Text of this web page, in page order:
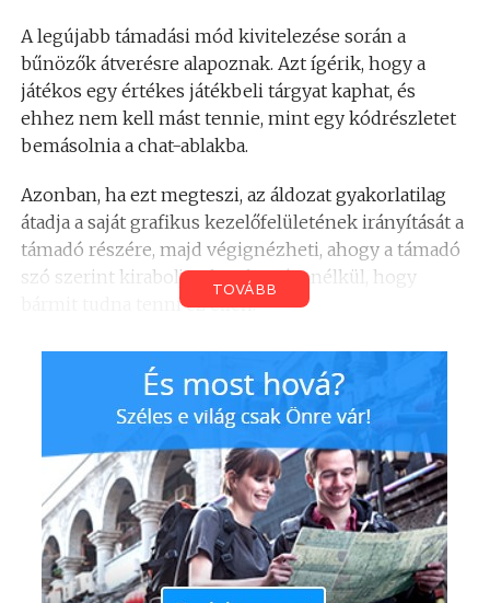
A legújabb támadási mód kivitelezése során a
bűnözők átverésre alapoznak. Azt ígérik, hogy a
játékos egy értékes játékbeli tárgyat kaphat, és
ehhez nem kell mást tennie, mint egy kódrészletet
bemásolnia a chat-ablakba.
Azonban, ha ezt megteszi, az áldozat gyakorlatilag
átadja a saját grafikus kezelőfelületének irányítását a
támadó részére, majd végignézheti, ahogy a támadó
szó szerint kirabolja a karakterét anélkül, hogy
bármit tudna tenni ez ellen.
A G Data információi szerint a most felfedezett
sérülékenységet a World of Warcaft interfészének
alapját képező LUA szkript keretrendszer korábban
nem dokumentált hibája okozza, amely lehetővé
teszi, hogy a támadó átvegye az áldozat
számítógépének irányítását anélkül, hogy az
bármilyen bővítményt telepítene.
TOVÁBB